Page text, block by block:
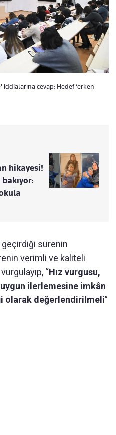
iddialarına cevap: Hedef ‘erken
hikayesi!
sürenin
verimli ve kaliteli
“Hız vurgusu,
ilerlemesine imkân
olarak değerlendirilmeli”